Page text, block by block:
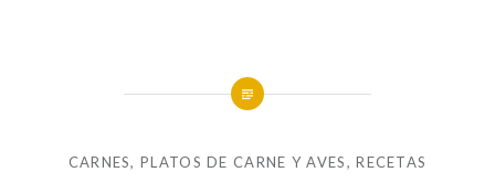
CARNES,PLATOS DE CARNE Y AVES,RECETAS